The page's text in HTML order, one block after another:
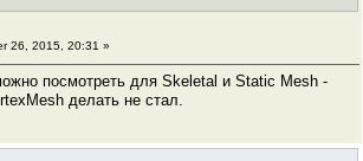
26, 2015, 20:31 »
посмотреть для Skeletal и Static Mesh -
делать не стал.